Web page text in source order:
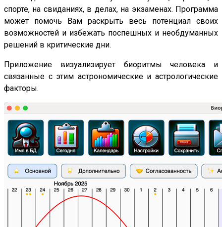
спорте, на свиданиях, в делах, на экзаменах. Программа
может помочь Вам раскрыть весь потенциал своих
возможностей и избежать поспешных и необдуманных
решений в критические дни.
Приложение визуализирует биоритмы человека и
связанные с этим астрономические и астрологические
факторы.